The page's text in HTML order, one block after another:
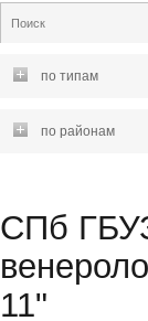
по типам
по районам
СПб
11"